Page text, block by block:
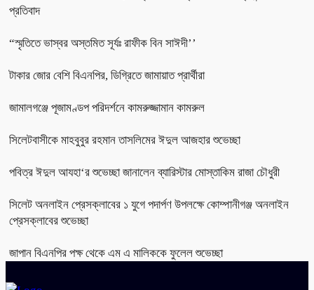
প্রতিবাদ
“স্মৃতিতে ভাস্বর অস্তমিত সূর্যঃ রাফীক বিন সাঈদী’’
টাকার জোর বেশি বিএনপির, ডিগ্রিতে জামায়াত প্রার্থীরা
জামালগঞ্জে পূজামণ্ডপ পরিদর্শনে কামরুজ্জামান কামরুল
সিলেটবাসীকে মাহবুবুর রহমান তাসলিমের ঈদুল আজহার শুভেচ্ছা
পবিত্র ঈদুল আযহা‘র শুভেচ্ছা জানালেন ব্যারিস্টার মোস্তাকিম রাজা চৌধুরী
সিলেট অনলাইন প্রেসক্লাবের ১ যুগে পদার্পণ উপলক্ষে কোম্পানীগঞ্জ অনলাইন
প্রেসক্লাবের শুভেচ্ছা
জাপান বিএনপির পক্ষ থেকে এম এ মালিককে ফুলেল শুভেচ্ছা